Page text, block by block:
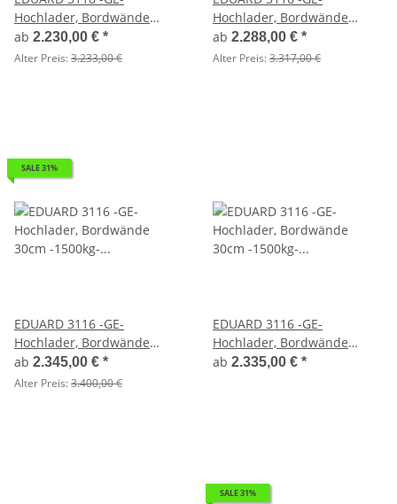
Hochlader, Bordwände
30cm -1350kg- Lfh: 56cm
-195/55R10
ab 2.230,00 € *
Alter Preis:3.233,00 €
Hochlader, Bordwände
30cm -1350kg- Lfh: 63cm
-195/50R13
ab 2.288,00 € *
Alter Preis:3.317,00 €
SALE 31%
EDUARD 3116 -GE-
Hochlader, Bordwände
30cm -1500kg- Lfh: 56cm
-195/55R10
ab 2.345,00 € *
Alter Preis:3.400,00 €
EDUARD 3116 -GE-
Hochlader, Bordwände
30cm -1500kg- Lfh: 63cm
ab 2.335,00 € *
SALE 31%